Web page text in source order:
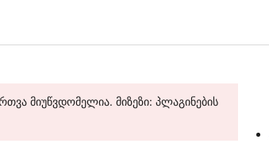
მიუწვდომელია. მიზეზი: პლაგინების